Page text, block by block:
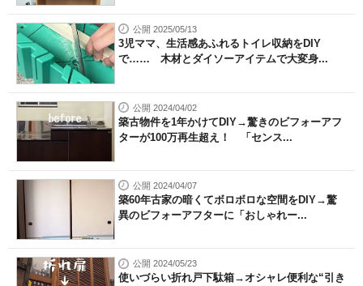
公開 2025/05/13
3児ママ、生活感あふれるトイレ収納をDIY
で…… 木材とダイソーアイテムで大変身...
公開 2024/04/02
築古物件を1年かけてDIY→驚きのビフォーアフ
ターが100万再生超え！ 「センス...
公開 2024/04/07
築60年古家の暗くてボロボロな空間をDIY→驚
異のビフォーアフターに「おしゃれー...
公開 2024/05/23
使いづらい折れ戸下駄箱→オシャレ便利な“引き